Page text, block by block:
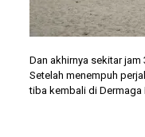
Dan akhirnya sekitar jam
Setelah menempuh
tiba kembali di